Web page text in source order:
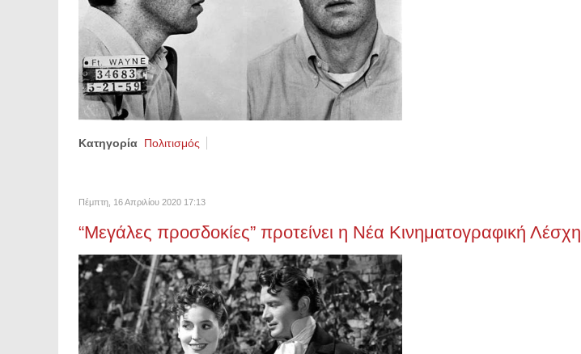
Κατηγορία Πολιτισμός
Πέμπτη, 16 Απριλίου 2020 17:13
“Μεγάλες προσδοκίες” προτείνει η Νέα Κινηματογραφική Λέσχη